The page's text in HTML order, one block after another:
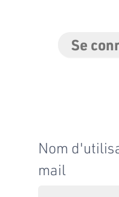
Se
Nom
mail